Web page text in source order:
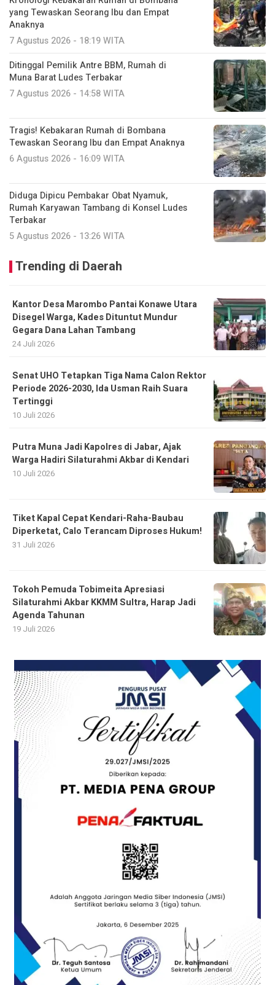
yang Tewaskan Seorang Ibu dan Empat
Anaknya
7 Agustus 2026 - 18:19 WITA
Ditinggal Pemilik Antre BBM, Rumah di
Muna Barat Ludes Terbakar
7 Agustus 2026 - 14:58 WITA
Tragis! Kebakaran Rumah di Bombana
Tewaskan Seorang Ibu dan Empat Anaknya
6 Agustus 2026 - 16:09 WITA
Diduga Dipicu Pembakar Obat Nyamuk,
Rumah Karyawan Tambang di Konsel Ludes
Terbakar
5 Agustus 2026 - 13:26 WITA
Trending di Daerah
Kantor Desa Marombo Pantai Konawe Utara
Disegel Warga, Kades Dituntut Mundur
Gegara Dana Lahan Tambang
24 Juli 2026
Senat UHO Tetapkan Tiga Nama Calon Rektor
Periode 2026-2030, Ida Usman Raih Suara
Tertinggi
10 Juli 2026
Putra Muna Jadi Kapolres di Jabar, Ajak
Warga Hadiri Silaturahmi Akbar di Kendari
10 Juli 2026
Tiket Kapal Cepat Kendari-Raha-Baubau
Diperketat, Calo Terancam Diproses Hukum!
31 Juli 2026
Tokoh Pemuda Tobimeita Apresiasi
Silaturahmi Akbar KKMM Sultra, Harap Jadi
Agenda Tahunan
19 Juli 2026